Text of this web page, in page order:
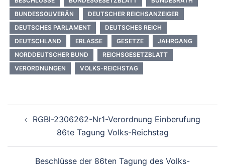
BUNDESSOUVERÄN
DEUTSCHER REICHSANZEIGER
DEUTSCHES PARLAMENT
DEUTSCHES REICH
DEUTSCHLAND
ERLASSE GESETZE
JAHRGANG
NORDDEUTSCHER BUND
REICHSGESETZBLATT
VERORDNUNGEN
VOLKS-REICHSTAG
RGBl-2306262-Nr1-Verordnung Einberufung
86te Tagung Volks-Reichstag
Beschlüsse der 86ten Tagung des Volks-